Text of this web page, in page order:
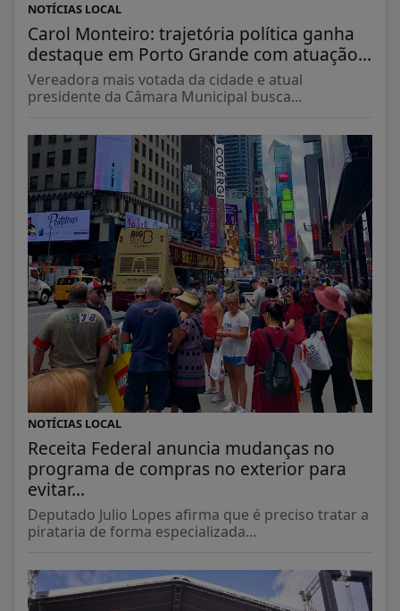
NOTÍCIAS LOCAL
Carol Monteiro: trajetória política ganha
destaque em Porto Grande com atuação...
Vereadora mais votada da cidade e atual
presidente da Câmara Municipal busca...
NOTÍCIAS LOCAL
Receita Federal anuncia mudanças no
programa de compras no exterior para
evitar...
Deputado Julio Lopes afirma que é preciso tratar a
pirataria de forma especializada...